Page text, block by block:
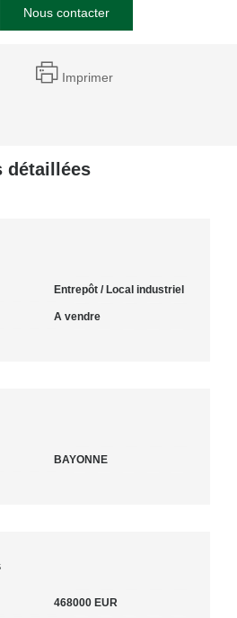
Nous contacter
Imprimer
détaillées
Entrepôt / Local industriel
A vendre
BAYONNE
468000 EUR